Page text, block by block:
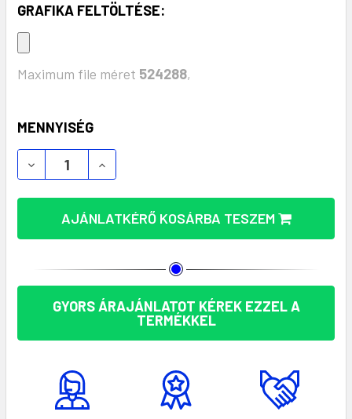
GRAFIKA FELTÖLTÉSE:
Maximum file méret 524288,
KÉSZLET:
MENNYISÉG
AJÁNLATKÉRŐ KOSÁRBA TESZEM
GYORS ÁRAJÁNLATOT KÉREK EZZEL A
TERMÉKKEL